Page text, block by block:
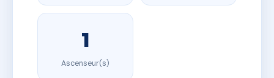
1
Ascenseur(s)